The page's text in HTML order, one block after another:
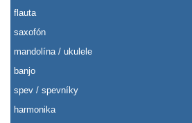
flauta
saxofón
mandolína / ukulele
banjo
spev / spevníky
harmonika